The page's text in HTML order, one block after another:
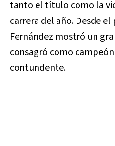
tanto el título como la
carrera del año. Desde
Fernández mostró un
consagró como
contundente.